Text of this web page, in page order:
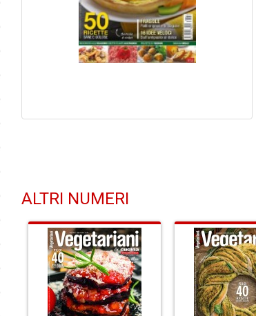
ALTRI NUMERI